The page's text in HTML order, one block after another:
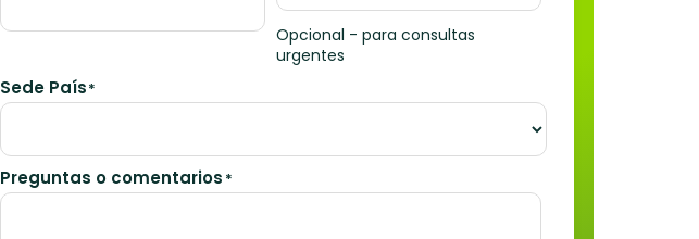
Opcional - para consultas
urgentes
Sede País*
Preguntas o comentarios *